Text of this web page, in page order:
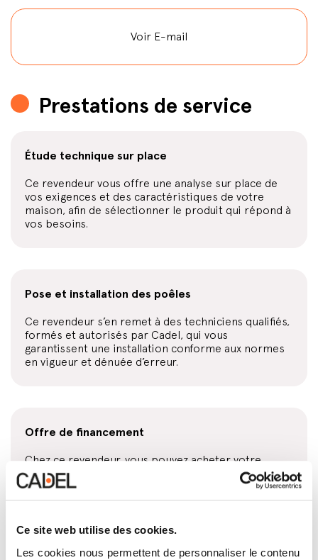
Ce site web utilise des cookies.
Les cookies nous permettent de personnaliser le contenu
Voir E-mail
Prestations de service
Étude technique sur place
Ce revendeur vous offre une analyse sur place de
vos exigences et des caractéristiques de votre
maison, afin de sélectionner le produit qui répond à
vos besoins.
Pose et installation des poêles
Ce revendeur s’en remet à des techniciens qualifiés,
formés et autorisés par Cadel, qui vous
garantissent une installation conforme aux normes
en vigueur et dénuée d’erreur.
Offre de financement
Chez ce revendeur, vous pouvez acheter votre
poêle ou votre foyer fermé à crédit. Consultez
toutes les conditions au point de vente.
Conception et installation des conduits de fumée